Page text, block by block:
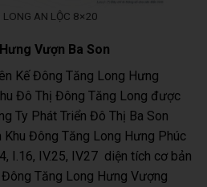
AN LỘC 8×20
Vượn Ba Son
Kế Đông Tăng Long Hưng
Đô Thị Đông Tăng Long được
Ty Phát Triển Đô Thị Ba Son
Khu Đông Tăng Long Hưng Phúc
I.16, IV.25, IV27 diện tích cơ bản
Tăng Long Hưng Vượng